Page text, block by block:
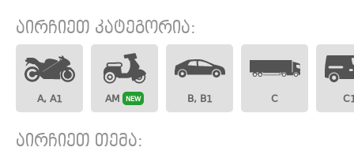
აირჩიეთ კატეგორია:
A, A1 AM NEW B, B1 C
აირჩიეთ თემა: